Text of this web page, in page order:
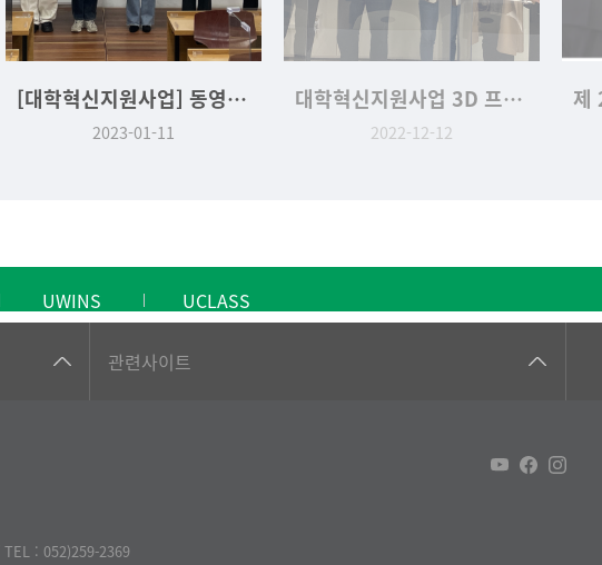
[대학혁신지원사업] 동영상 제작 프로그램 평가 시상식
2023-01-11
대학혁신지원사업 3D 프린팅 교육 프로그램 공모전 시상식
2022-12-12
UWINS UCLASS
관련사이트
온라인 기술거래 플랫폼
TEL : 052)259-2369